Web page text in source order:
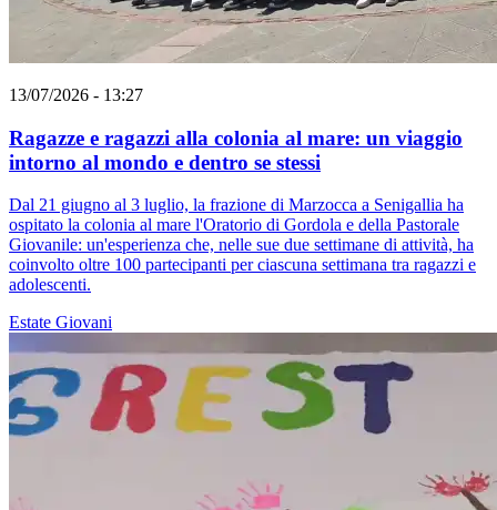
13/07/2026 - 13:27
Ragazze e ragazzi alla colonia al mare: un viaggio
intorno al mondo e dentro se stessi
Dal 21 giugno al 3 luglio, la frazione di Marzocca a Senigallia ha
ospitato la colonia al mare l'Oratorio di Gordola e della Pastorale
Giovanile: un'esperienza che, nelle sue due settimane di attività, ha
coinvolto oltre 100 partecipanti per ciascuna settimana tra ragazzi e
adolescenti.
Estate Giovani